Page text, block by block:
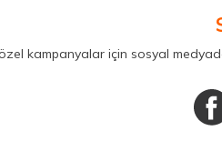
kampanyalar için sosyal